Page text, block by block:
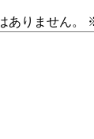
ありません。